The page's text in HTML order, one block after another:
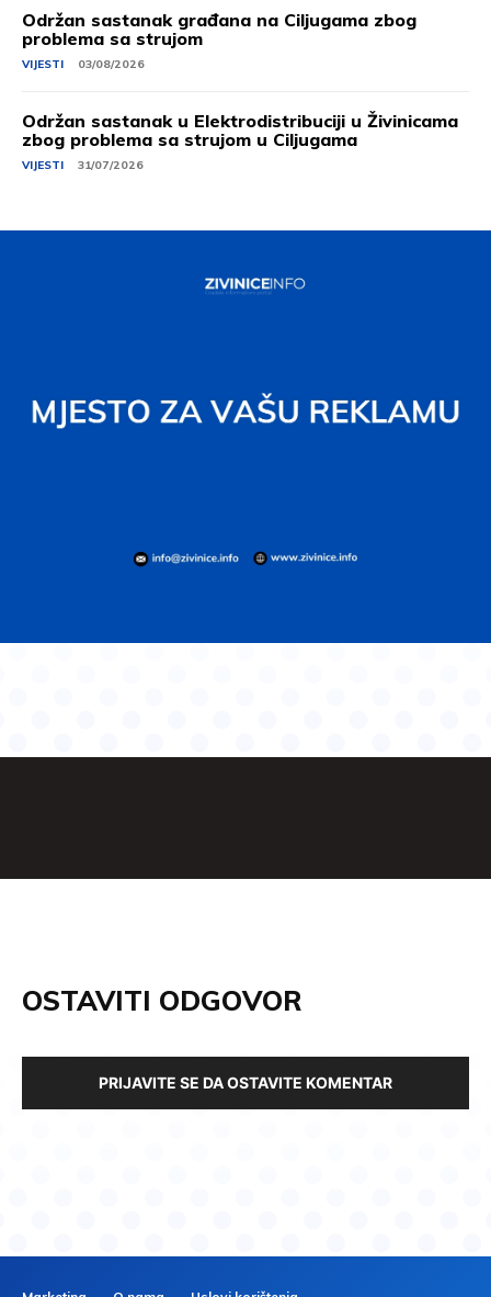
Održan sastanak građana na Ciljugama zbog
problema sa strujom
VIJESTI 03/08/2026
Održan sastanak u Elektrodistribuciji u Živinicama
zbog problema sa strujom u Ciljugama
VIJESTI 31/07/2026
OSTAVITI ODGOVOR
PRIJAVITE SE DA OSTAVITE KOMENTAR